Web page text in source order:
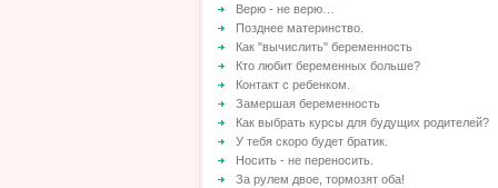
Верю - не верю…
Позднее материнство.
Как "вычислить" беременность
Кто любит беременных больше?
Контакт с ребенком.
Замершая беременность
Как выбрать курсы для будущих родителей?
У тебя скоро будет братик.
Носить - не переносить.
За рулем двое, тормозят оба!